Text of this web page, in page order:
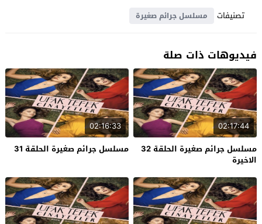
تصنيفات
مسلسل جرائم صغيرة
فيديوهات ذات صلة
02:17:44
مسلسل جرائم صغيرة الحلقة 32
الاخيرة
02:16:33
مسلسل جرائم صغيرة الحلقة 31